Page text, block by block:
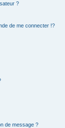
?
de me connecter !?
de message ?